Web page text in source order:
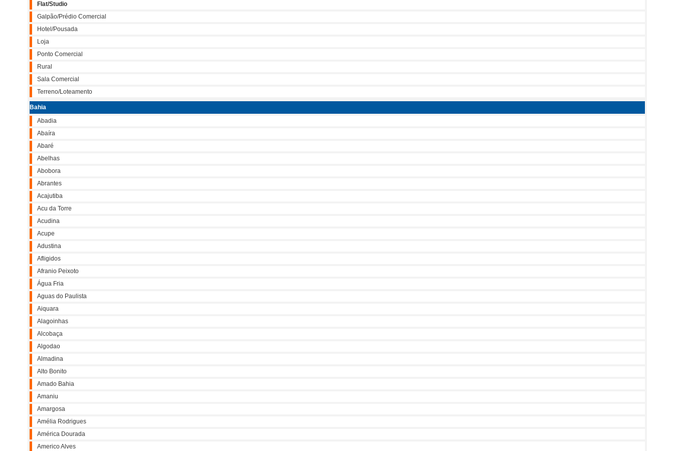
Flat/Studio
Galpão/Prédio Comercial
Hotel/Pousada
Loja
Ponto Comercial
Rural
Sala Comercial
Terreno/Loteamento
Bahia
Abadia
Abaíra
Abaré
Abelhas
Abobora
Abrantes
Acajutiba
Acu da Torre
Acudina
Acupe
Adustina
Afligidos
Afranio Peixoto
Água Fria
Aguas do Paulista
Aiquara
Alagoinhas
Alcobaça
Algodao
Almadina
Alto Bonito
Amado Bahia
Amaniu
Amargosa
Amélia Rodrigues
América Dourada
Americo Alves